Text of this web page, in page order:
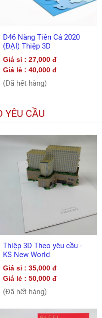
D46 Nàng Tiên Cá 2020
(ĐẠI) Thiệp 3D
Giá sỉ : 27,000 đ
Giá lẻ : 40,000 đ
(Đã hết hàng)
YÊU CẦU
Thiệp 3D Theo yêu cầu -
KS New World
Giá sỉ : 35,000 đ
Giá lẻ : 50,000 đ
(Đã hết hàng)